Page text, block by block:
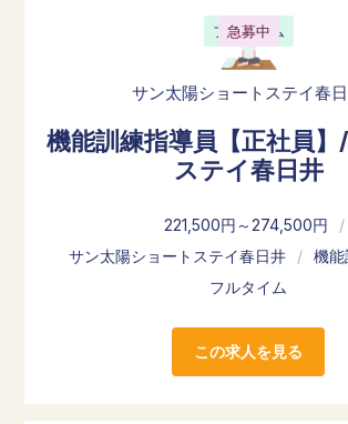
サン太陽ショートステイ春
機能訓練指導員【正社員】
ステイ春日井
フルタイム
急募中
221,500円～274,500円
/
サン太陽ショートステイ春日井
/ 機能
フルタイム
この求人を見る